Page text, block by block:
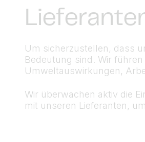
Um sicherzustellen, dass
Bedeutung sind. Wir
Umweltauswirkungen,
Wir überwachen aktiv die
mit unseren Lieferanten,